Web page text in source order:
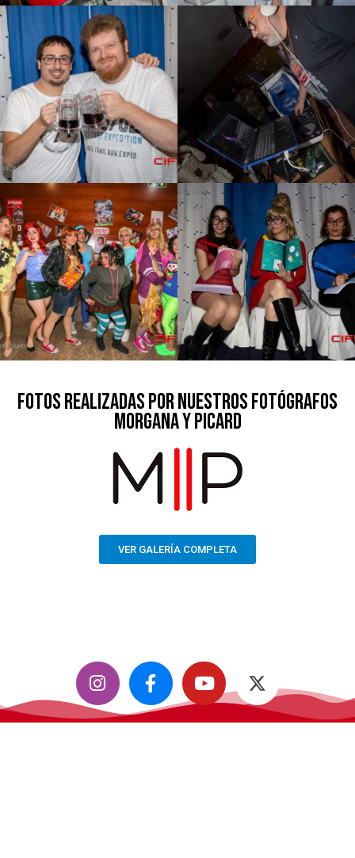
Fotos realizadas por nuestros fotógrafos
Morgana y Picard
VER GALERÍA COMPLETA